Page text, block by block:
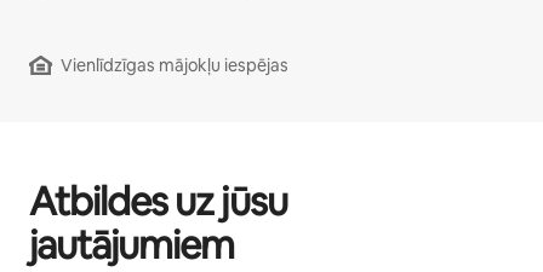
Vienlīdzīgas mājokļu iespējas
Atbildes uz jūsu
jautājumiem